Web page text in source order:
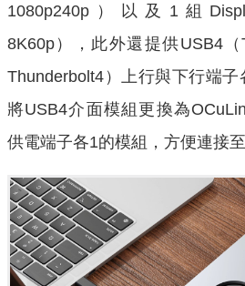
1080p240p）以及1組
8K60p），此外還提供USB4
Thunderbolt4）上行與下行端
將USB4介面模組更換為
供電端子各1的模組，方便連接至